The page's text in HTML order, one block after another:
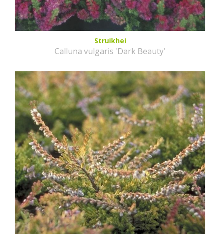
Struikhei
Calluna vulgaris 'Dark Beauty'